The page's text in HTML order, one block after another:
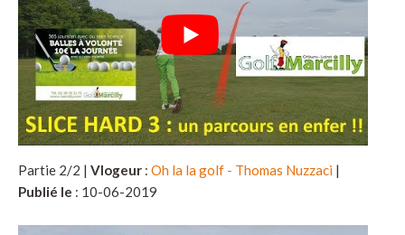
Partie 2/2 | Vlogeur : Oh la la golf - Thomas Nuzzaci |
Publié le : 10-06-2019